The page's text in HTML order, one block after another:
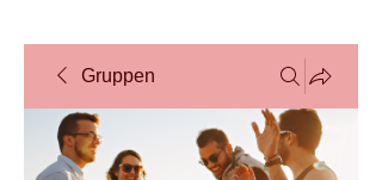
Gruppen